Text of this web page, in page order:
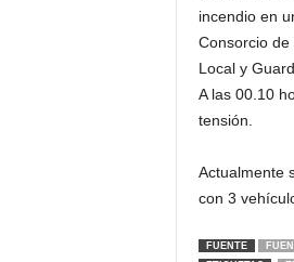
incendio en
Consorcio
Local y
A las 00.10
tensión.
Actualmente
con 3
FUENTE